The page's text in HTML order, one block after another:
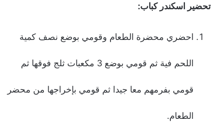
تحضير اسكندر كباب:
احضري محضرة الطعام وقومي بوضع نصف كمية
اللحم فية ثم قومي بوضع 3 مكعبات ثلج فوقها ثم
قومي بفرمهم معا جيدا ثم قومي بإخراجها من محضر
الطعام.